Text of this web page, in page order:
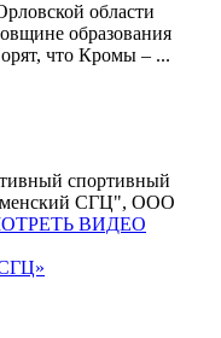
области
образования
что Кромы – ...
спортивный
СГЦ", ООО
ВИДЕО